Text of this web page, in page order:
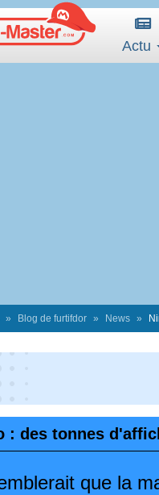
Actu
Blog de furtifdor News
: des tonnes
que la